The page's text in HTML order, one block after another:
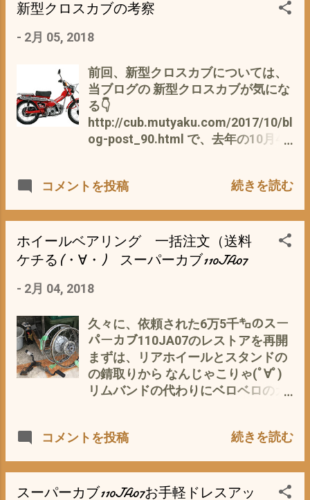
ジャクモノめ〜^^; でも、今年の冬の
在・・・・・・・(*^^*) しかし、そ
にグリップヒーターを装着するほう
が先か(ﾟ∀ﾟ) ご存知の方は、当然か
と思いますが、私には、衝撃的な話
でした(*´∀｀*) もうチョット、遅い
かもしれないが、型落ちになったも
含めて検査対象 つまり、 上記の
備えたマフラーが、「良いマフラ
ー、スロットルボディー交換、 まし
てやボアアップなどをした場合は、
そのバランスが純正マフラーとは、
当然変わって来ます。 でも、そのバ
ランスが・・・・・・(・∀・) 自分
べる場合は、 音とデザイン しか判断
スーパーカブ110JA07有力候補とし
ては、 キタコクラシックダウンマフ
ラー モリワキメガホンマフラー
ー メガホンマフラー 各種マフラー音
ックダウンマフラーか、エンデュラ
ンスハイパーメガホンマフラーなん
ですが・・・・・ 歯切れのいい音
は、モリワキ 低音は、キタコ、エン
デュランス か 値段は、エンデュラ
ワキ BRDは、すでに、愛車スーパー
BRDもモリワキも ヤフオク平均落札
価格は、新品とあまり変わ...
n1.html と いうことは、 新聞を配
てことか？ 紙媒体の終焉がハッキリ
聞を定期購読している人は、ほとん
どが ご老人かと^^; 私的に新聞は、
とっていません。ついでにテレビも
見ませんデス であるならば、新聞配
達の将来は、・・・・・・・ そし
も・・・・・・(´；ω；｀) 郵便局御
（モーター）のカブに変わる予定と
のことだが、 詳細は、ウェビックニ
ュース👇 郵便配達バイクがいよいよ
ラ整備へ向けて協力
1/92676/ だが、 個人店である新聞
配達屋さんにそれだけの環境投資が
できるか？ もっ、 もしかしたら、本
来の姿であるカブらしいカブ つま
り、ビジネス お仕事などの実用に
になるかも(・∀・) 神 とまで、ノタ
トバスケット）もコレで みおさめ
か〜 うっ〜ん 欲しい もったい
新型クロスカブの考察
- 2月 05, 2018
前回、新型クロスカブについては、
当ブログの 新型クロスカブが気にな
る👇
http://cub.mutyaku.com/2017/10/bl
og-post_90.html で、去年の10月4
ことで、 まずは、おさらいとして ●
ィッキペディアより
https://ja.wikipedia.org/wiki/%E3%
83%9B%E3%83%B3%E3%83%80%E3
レームを採用するスーパーカブをベ
さらに装備品を変更し デュアルパー
パス（多目的） に 特化？・ω・ さ
せたハンターカブの通称を持つCTシ
リーズの1車種である。 車体型式
JD01 エンジン JD01E型 105cm3 4ス
49.0mm / 8.5：1 最高出力
m/6,000rpm 乾燥重量 - / (87)kg 車
両重量 92kg / (91.1)kg とのこと 現
コメントを投稿 続きを読む
ホイールベアリング 一括注文（送料
ケチる(・∀・) スーパーカブ110JA07
- 2月 04, 2018
久々に、依頼された6万5千㌔のスー
パーカブ110JA07のレストアを再開
まずは、リアホイールとスタンドの
の錆取りから なんじゃこりゃ(ﾟ∀ﾟ)
リムバンドの代わりにベロベロのガ
と、削ぎ落とす 1時間ほどかけて、
も 灯油で固着したグリスを削ぎ落
とす 乾いたら、 ホイールの内側のサ
コメントを投稿 続きを読む
スーパーカブ110JA07お手軽ドレスアッ